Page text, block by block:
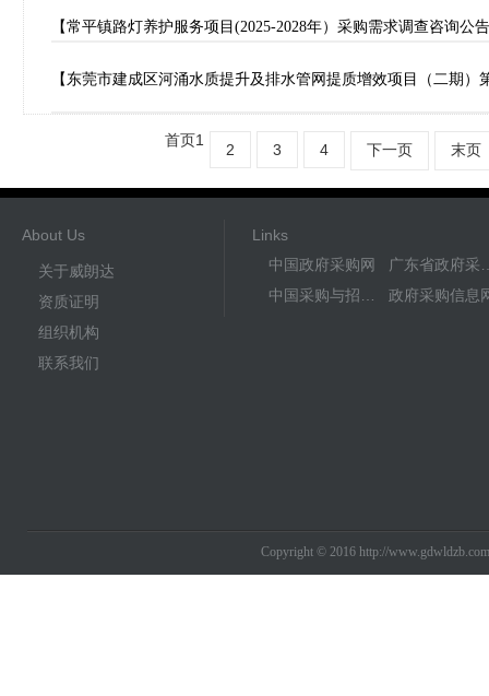
【常平镇路灯养护服务项目(2025-2028年）采购需求调查咨询公
【东莞市建成区河涌水质提升及排水管网提质增效项目（二期）
首页1
2 3 4 下一页 末页
About Us
关于威朗达
资质证明
组织机构
联系我们
Links
中国政府采购网
政府采购信息
Copyright © 2016 http://